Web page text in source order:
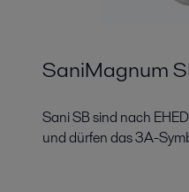
SaniMagnum
Sani SB sind nach
und dürfen das 3A-